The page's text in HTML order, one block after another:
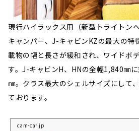
現行ハイラックス用（新型トライトン
キャンパー、J-キャビンKZの最大の特
載物の幅と長さが緩和され、ワイドボ
す。J-キャビンH、HNの全幅1,840㎜
㎜。クラス最大のシェルサイズにして
ております。
cam-car.jp